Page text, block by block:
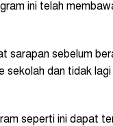
ini telah
sarapan sebelum
sekolah dan tidak
seperti ini dapat